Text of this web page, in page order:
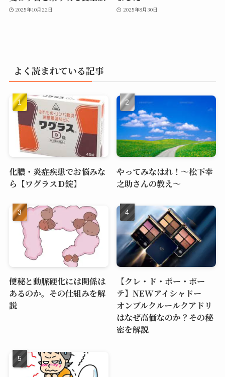
2025年10月22日 2025年8月30日
よく読まれている記事
化膿・炎症疾患でお悩みな
ら【ワグラスＤ錠】
やってみなはれ！～松下幸
之助さんの教え～
便秘と動脈硬化には関係は
あるのか。その仕組みを解
説
【クレ・ド・ポー・ボー
テ】NEWアイシャドー
オンブルクルールクアドリ
はなぜ高価なのか？その秘
密を解説